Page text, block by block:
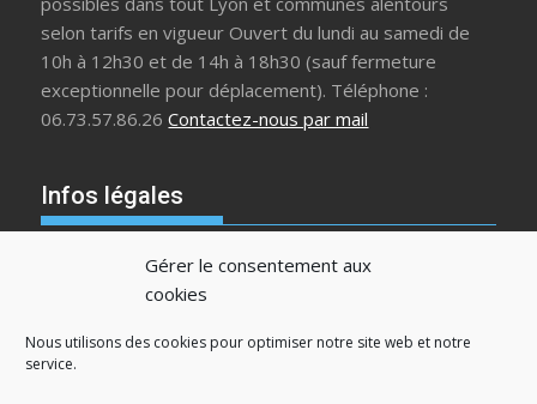
Gérer le consentement aux
cookies
Nous utilisons des cookies pour optimiser notre site web et notre
service.
selon tarifs en vigueur Ouvert du lundi au samedi de
10h à 12h30 et de 14h à 18h30 (sauf fermeture
exceptionnelle pour déplacement). Téléphone :
06.73.57.86.26Contactez-nous par mail
Infos légales
Liens utiles
Mentions légales